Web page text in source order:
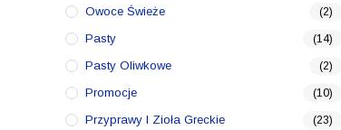
Owoce Świeże (2)
Pasty (14)
Pasty Oliwkowe (2)
Promocje (10)
Przyprawy I Zioła Greckie (23)